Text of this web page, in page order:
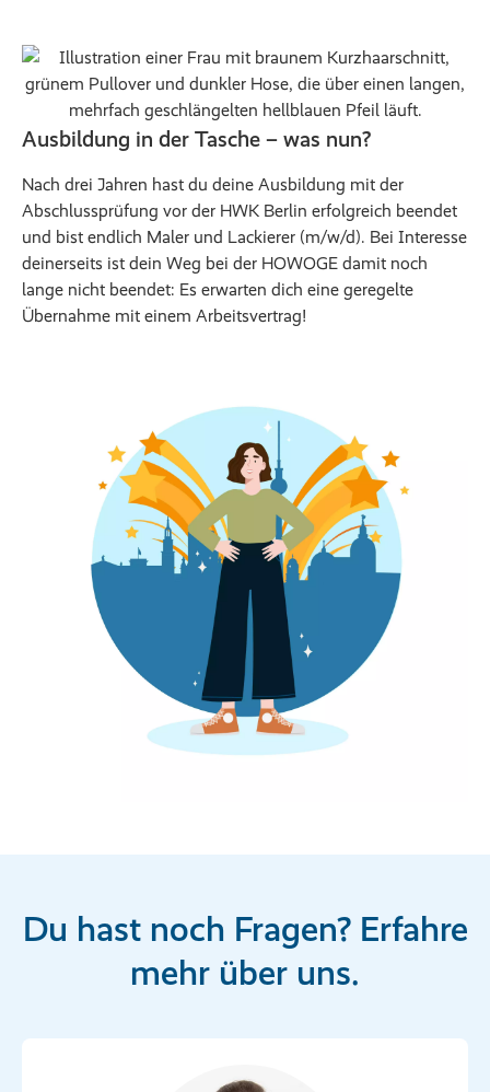
Ausbildung in der Tasche – was nun?
Nach drei Jahren hast du deine Ausbildung mit der
Abschlussprüfung vor der HWK Berlin erfolgreich beendet
und bist endlich Maler und Lackierer (m/w/d). Bei Interesse
deinerseits ist dein Weg bei der HOWOGE damit noch
lange nicht beendet: Es erwarten dich eine geregelte
Übernahme mit einem Arbeitsvertrag!
Du hast noch Fragen? Erfahre
mehr über uns.